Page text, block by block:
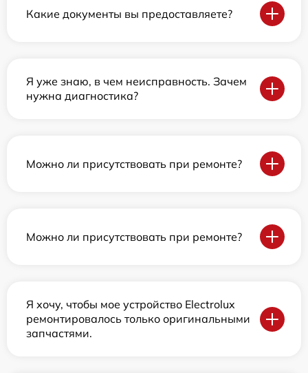
Какие документы вы предоставляете?
Я уже знаю, в чем неисправность. Зачем
нужна диагностика?
Можно ли присутствовать при ремонте?
Можно ли присутствовать при ремонте?
Я хочу, чтобы мое устройство Electrolux
ремонтировалось только оригинальными
запчастями.